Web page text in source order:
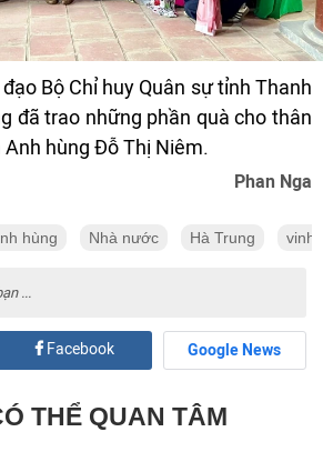
Bộ Chỉ huy Quân sự tỉnh Thanh
đã trao những phần quà cho thân
hùng Đỗ Thị Niêm.
Phan Nga
hùng Nhà nước Hà Trung vinh
...
Facebook Google News
THỂ QUAN TÂM